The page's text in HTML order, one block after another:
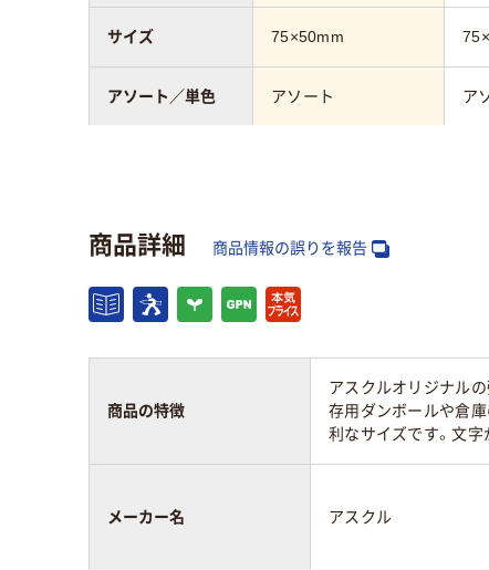
75×50mm
アソート ア
パステルカラー
強粘着
スタンダード ス
サイズ
アソート／単色
カラーシリーズ
粘着力
スコア
商品詳細 商品情報の誤りを報告
商品の特徴
アスクルオリジナルの
存用ダンボールや倉
利なサイズです。文
メーカー名 アスクル